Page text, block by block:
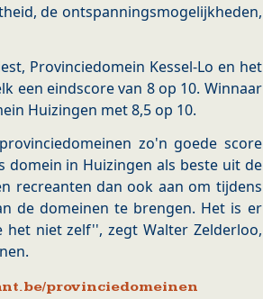
de ontspanningsmogelijkheden,
Provinciedomein Kessel-Lo en het
een eindscore van 8 op 10. Winnaar
Huizingen met 8,5 op 10.
zo'n goede score
domein in Huizingen als beste uit de
recreanten dan ook aan om tijdens
de domeinen te brengen. Het is er
het niet zelf'', zegt Walter Zelderloo,
provinciedomeinen